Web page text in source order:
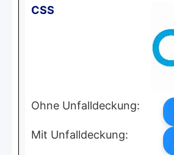
CSS
Ohne Unfalldeckung:
Mit Unfalldeckung: